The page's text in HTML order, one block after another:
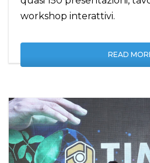
workshop interattivi.
READ